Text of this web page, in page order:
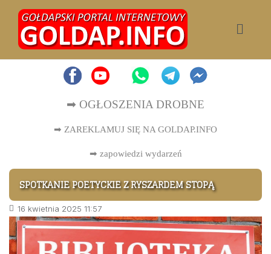
➡ OGŁOSZENIA DROBNE
➡ ZAREKLAMUJ SIĘ NA GOLDAP.INFO
➡ zapowiedzi wydarzeń
SPOTKANIE POETYCKIE Z RYSZARDEM STOPĄ
16 kwietnia 2025 11:57